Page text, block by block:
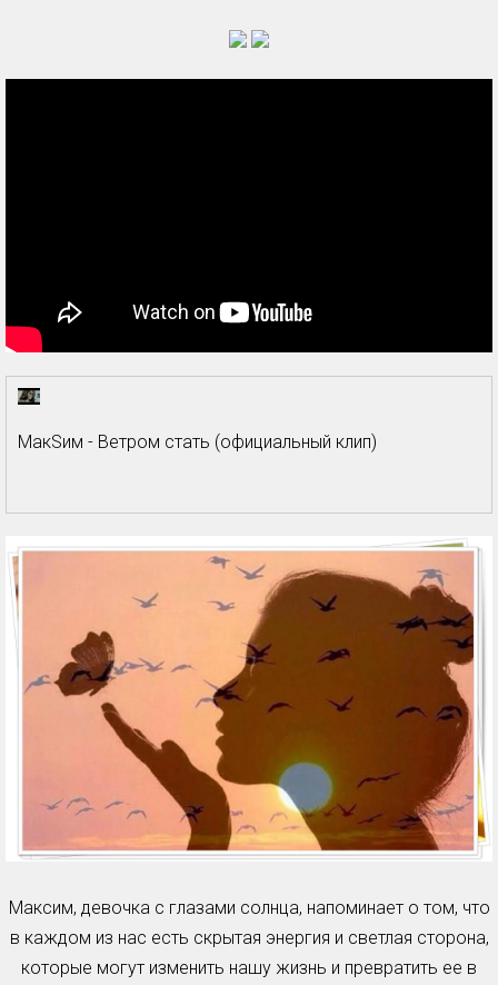
МакSим - Ветром стать (официальный клип)
Максим, девочка с глазами солнца, напоминает о том, что
в каждом из нас есть скрытая энергия и светлая сторона,
которые могут изменить нашу жизнь и превратить ее в